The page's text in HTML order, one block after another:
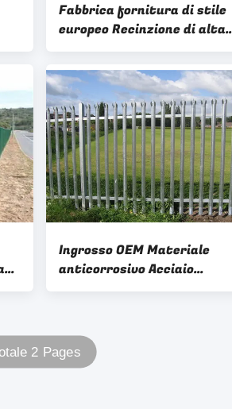
Fabbrica fornitura di stile
europeo Recinzione di alta
sicurezza W Profile Acciaio
Galvanizzato Recinzione e
cancello
Ingrosso OEM Materiale
anticorrosivo Acciaio
Recinzione di recinzione di
2 Pages